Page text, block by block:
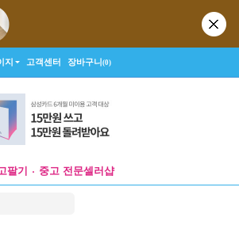
지 고객센터 장바구니(0)
팔기 중고 전문셀러샵